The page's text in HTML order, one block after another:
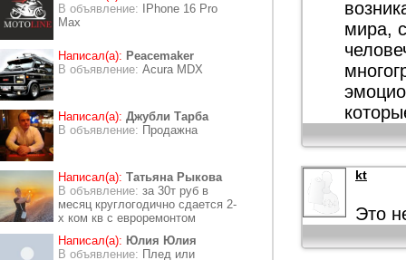
В объявление:
IPhone 16 Pro
Max
Написал(а): Peacemaker
В объявление: Acura MDX
Написал(а): Джубли Тарба
В объявление: Продажна
Написал(а): Татьяна Рыкова
В объявление: за 30т руб в
месяц круглогодично сдается 2-
х ком кв с евроремонтом
Написал(а): Юлия Юлия
В объявление: Плед или
мира,
kt
Это